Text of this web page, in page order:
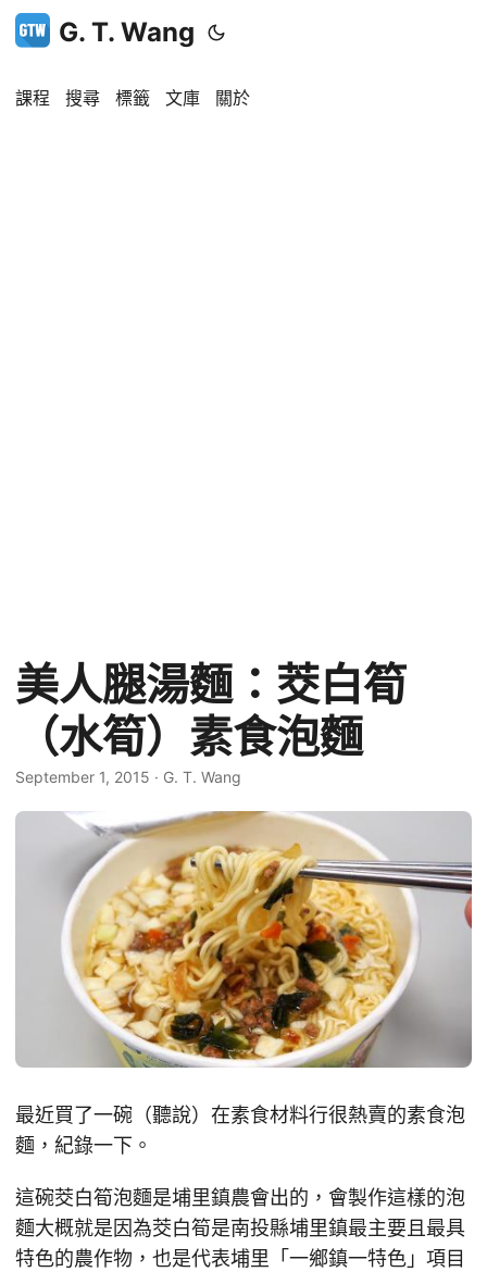
G. T. Wang
課程 搜尋 標籤 文庫 關於
美人腿湯麵：茭白筍
（水筍）素食泡麵
September 1, 2015 · G. T. Wang
最近買了一碗（聽說）在素食材料行很熱賣的素食泡
麵，紀錄一下。
這碗茭白筍泡麵是埔里鎮農會出的，會製作這樣的泡
麵大概就是因為茭白筍是南投縣埔里鎮最主要且最具
特色的農作物，也是代表埔里「一鄉鎮一特色」項目